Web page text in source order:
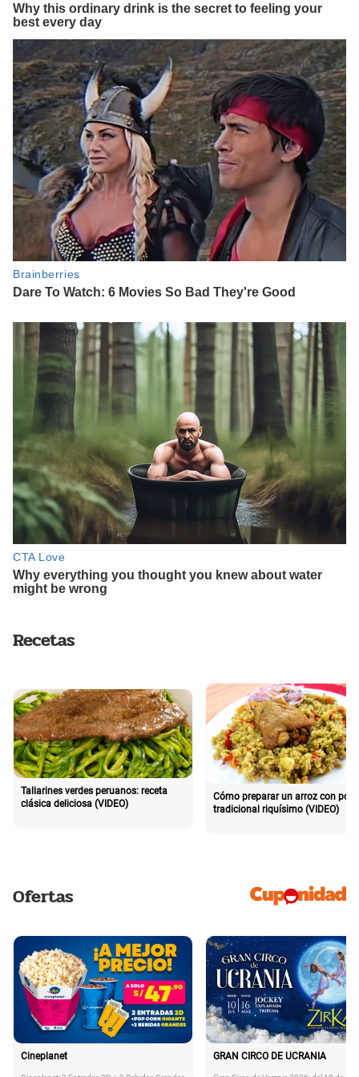
Recetas
Tallarines verdes peruanos: receta
clásica deliciosa (VIDEO)
Cómo preparar un arroz con pollo
tradicional riquísimo (VIDEO)
Ofertas
Cineplanet GRAN CIRCO DE UCRANIA